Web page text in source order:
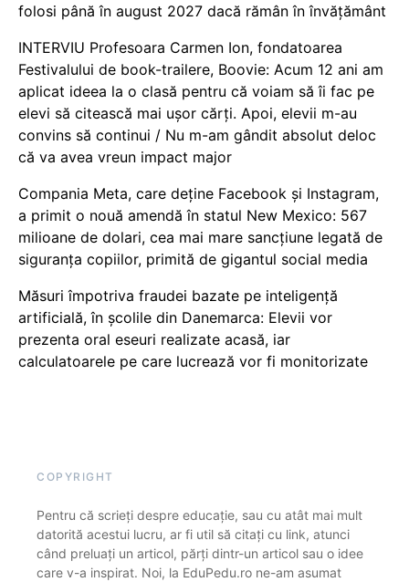
folosi până în august 2027 dacă rămân în învățământ
INTERVIU Profesoara Carmen Ion, fondatoarea
Festivalului de book-trailere, Boovie: Acum 12 ani am
aplicat ideea la o clasă pentru că voiam să îi fac pe
elevi să citească mai ușor cărți. Apoi, elevii m-au
convins să continui / Nu m-am gândit absolut deloc
că va avea vreun impact major
Compania Meta, care deține Facebook și Instagram,
a primit o nouă amendă în statul New Mexico: 567
milioane de dolari, cea mai mare sancțiune legată de
siguranța copiilor, primită de gigantul social media
Măsuri împotriva fraudei bazate pe inteligență
artificială, în școlile din Danemarca: Elevii vor
prezenta oral eseuri realizate acasă, iar
calculatoarele pe care lucrează vor fi monitorizate
COPYRIGHT
Pentru că scrieți despre educație, sau cu atât mai mult
datorită acestui lucru, ar fi util să citați cu link, atunci
când preluați un articol, părți dintr-un articol sau o idee
care v-a inspirat. Noi, la EduPedu.ro ne-am asumat